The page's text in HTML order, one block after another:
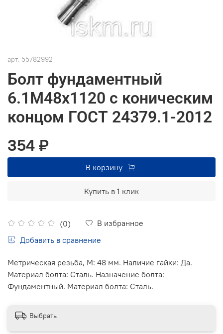
арт. 55782992
Болт фундаментный
6.1М48х1120 с коническим
концом ГОСТ 24379.1-2012
(0)
В избранное
Добавить в сравнение
354 ₽
В корзину
Купить в 1 клик
Метрическая резьба, М: 48 мм. Наличие гайки: Да.
Материал болта: Сталь. Назначение болта:
Фундаментный. Материал болта: Сталь.
Выбрать